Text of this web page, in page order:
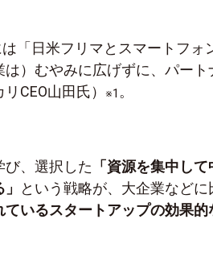
「日米フリマとスマートフォ
は）むやみに広げずに、パー
CEO山田氏） ※1 。
び、選択した 「資源を集中し
という戦略が、大企業などに
いるスタートアップの効果的